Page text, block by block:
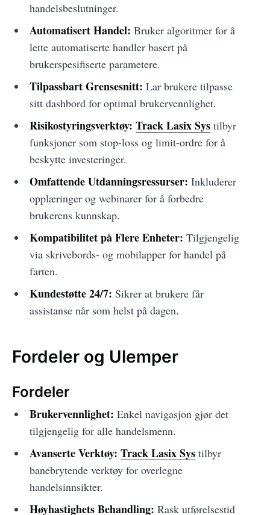
handelsbeslutninger.
Automatisert Handel: Bruker algoritmer for å
lette automatiserte handler basert på
brukerspesifiserte parametere.
Tilpassbart Grensesnitt: Lar brukere tilpasse
sitt dashbord for optimal brukervennlighet.
Risikostyringsverktøy: Track Lasix Systilbyr
funksjoner som stop-loss og limit-ordre for å
beskytte investeringer.
Omfattende Utdanningsressurser: Inkluderer
opplæringer og webinarer for å forbedre
brukerens kunnskap.
Kompatibilitet på Flere Enheter: Tilgjengelig
via skrivebords- og mobilapper for handel på
farten.
Kundestøtte 24/7: Sikrer at brukere får
assistanse når som helst på dagen.
Fordeler og Ulemper
Fordeler
Brukervennlighet: Enkel navigasjon gjør det
tilgjengelig for alle handelsmenn.
Avanserte Verktøy: Track Lasix Systilbyr
banebrytende verktøy for overlegne
handelsinnsikter.
Høyhastighets Behandling: Rask utførelsestid